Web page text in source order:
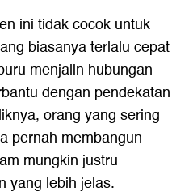
ini tidak cocok untuk
biasanya terlalu cepat
menjalin hubungan
dengan pendekatan
orang yang sering
pernah membangun
mungkin justru
yang lebih jelas.